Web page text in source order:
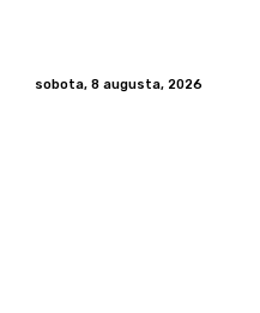
sobota, 8 augusta, 2026